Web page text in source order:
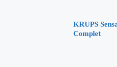
KRUPS
Complet